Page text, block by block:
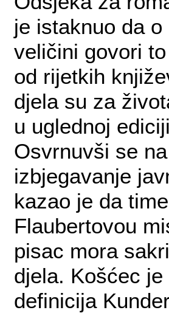
je istaknuo da o
veličini govori
od rijetkih
djela su za
u uglednoj
Osvrnuvši se
izbjegavanje
kazao je da
Flaubertovou
pisac mora
djela. Košćec
definicija